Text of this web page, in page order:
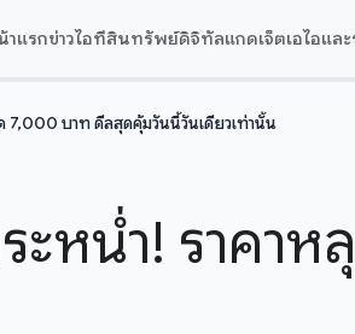
าแรกข่าวไอทีสินทรัพย์ดิจิทัลแกดเจ็ตเอไอแล
7,000 บาท ดีลสุดคุ้มวันนี้วันเดียวเท่านั้น
ะหน่ำ! ราคา